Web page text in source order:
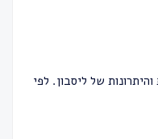
של ליסבון. לפי